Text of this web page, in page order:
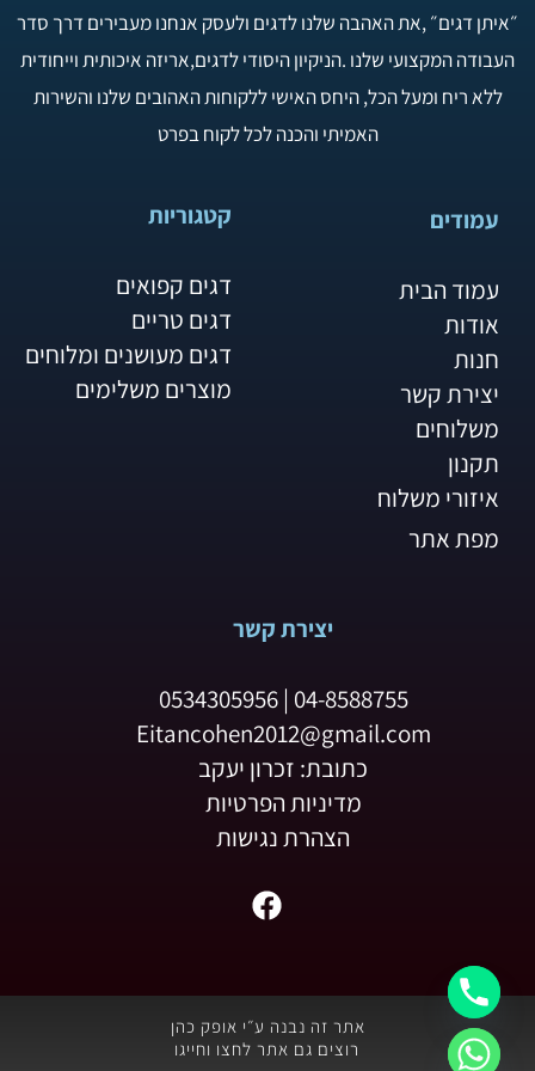
״איתן דגים״ ,את האהבה שלנו לדגים ולעסק אנחנו מעבירים דרך סדר
העבודה המקצועי שלנו .הניקיון היסודי לדגים,אריזה איכותית וייחודית
ללא ריח ומעל הכל, היחס האישי ללקוחות האהובים שלנו והשירות
האמיתי והכנה לכל לקוח בפרט
עמודים
עמוד הבית
אודות
חנות
יצירת קשר
משלוחים
תקנון
איזורי משלוח
מפת אתר
קטגוריות
דגים קפואים
דגים טריים
דגים מעושנים ומלוחים
מוצרים משלימים
יצירת קשר
04-8588755 | 0534305956
Eitancohen2012@gmail.com
כתובת: זכרון יעקב
מדיניות הפרטיות
הצהרת נגישות
b
o
אתר זה נבנה ע״י אופק כהן
רוצים גם אתר לחצו וחייגו